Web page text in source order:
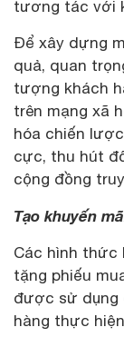
tương tác với
Để xây dựng
quả, quan
tượng khách
trên mạng xã
hóa chiến
cực, thu hút
cộng đồng
Tạo khuyến
Các hình thức
tặng phiếu
được sử dụng
hàng thực